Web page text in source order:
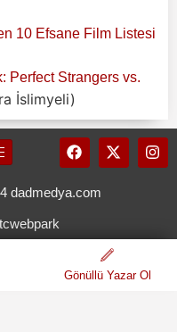
10 Efsane Film Listesi
Perfect Strangers vs.
İslimyeli)
dadmedya.com
Gönüllü Yazar Ol